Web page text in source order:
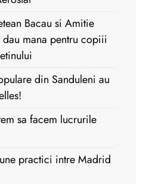
Bacau si Amitie
dau mana pentru copiii
din Sanduleni au
sa facem lucrurile
practici intre Madrid